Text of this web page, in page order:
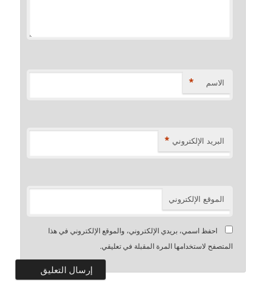
الاسم *
البريد الإلكتروني *
الموقع الإلكتروني
احفظ اسمي، بريدي الإلكتروني، والموقع الإلكتروني في هذا
المتصفح لاستخدامها المرة المقبلة في تعليقي.